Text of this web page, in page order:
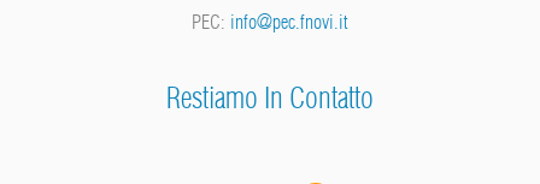
PEC: info@pec.fnovi.it
Restiamo In Contatto